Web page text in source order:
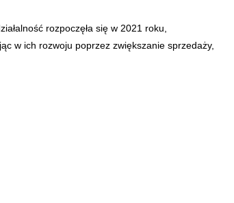
rozpoczęła się w 2021 roku,
w ich rozwoju poprzez zwiększanie sprzedaży,